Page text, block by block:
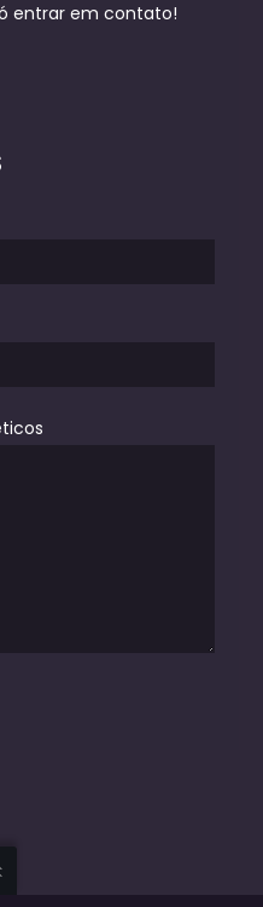
entrar em contato!